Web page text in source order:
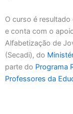
O curso é
e conta com o
Alfabetização de
(Secadi), do
parte do Programa
Professores da